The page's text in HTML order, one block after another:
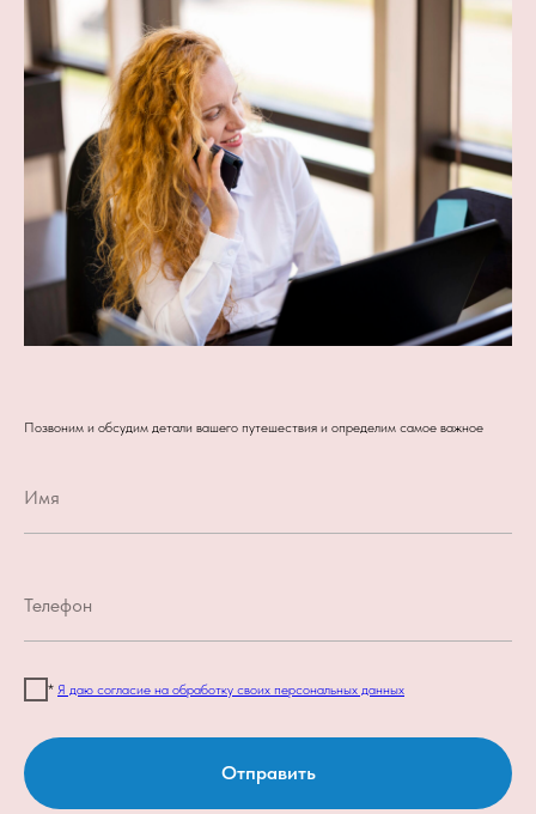
Позвоним и обсудим детали вашего путешествия и определим самое важное
* Я даю согласие на обработку своих персональных данных
Отправить